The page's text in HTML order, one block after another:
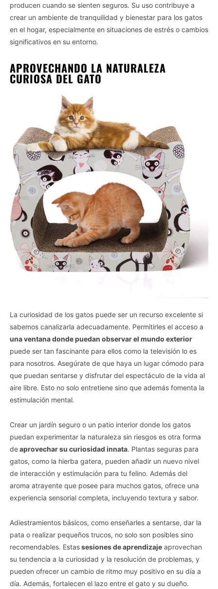
producen cuando se sienten seguros. Su uso contribuye a
crear un ambiente de tranquilidad y bienestar para los gatos
en el hogar, especialmente en situaciones de estrés o cambios
significativos en su entorno.
APROVECHANDO LA NATURALEZA
CURIOSA DEL GATO
La curiosidad de los gatos puede ser un recurso excelente si
sabemos canalizarla adecuadamente. Permitirles el acceso a
una ventana donde puedan observar el mundo exterior
puede ser tan fascinante para ellos como la televisión lo es
para nosotros. Asegúrate de que haya un lugar cómodo para
que puedan sentarse y disfrutar del espectáculo de la vida al
aire libre. Esto no solo entretiene sino que además fomenta la
estimulación mental.
Crear un jardín seguro o un patio interior donde los gatos
puedan experimentar la naturaleza sin riesgos es otra forma
deaprovechar su curiosidad innata. Plantas seguras para
gatos, como la hierba gatera, pueden añadir un nuevo nivel
de interacción y estimulación para tu felino. Además del
aroma atrayente que posee para muchos gatos, ofrece una
experiencia sensorial completa, incluyendo textura y sabor.
Adiestramientos básicos, como enseñarles a sentarse, dar la
pata o realizar pequeños trucos, no solo son posibles sino
recomendables. Estassesiones de aprendizaje aprovechan
su tendencia a la curiosidad y la resolución de problemas, y
pueden ofrecer un cambio de ritmo muy positivo en su día a
día. Además, fortalecen el lazo entre el gato y su dueño.